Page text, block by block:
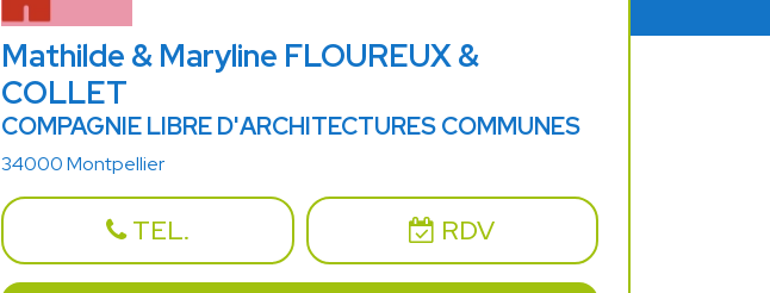
Mathilde & Maryline FLOUREUX &
COLLET
COMPAGNIE LIBRE D'ARCHITECTURES COMMUNES
34000 Montpellier
TEL. RDV